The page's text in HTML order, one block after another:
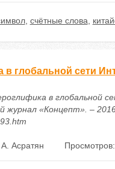
, счётные слова
в глобальной сети
в глобальной
журнал «Концепт». –
Асратян